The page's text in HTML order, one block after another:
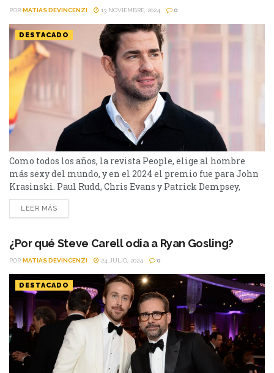
POR MATIAS DEVINCENZI 13 NOVIEMBRE, 2024 0
DESTACADO
Como todos los años, la revista People, elige al hombre
más sexy del mundo, y en el 2024 el premio fue para John
Krasinski. Paul Rudd, Chris Evans y Patrick Dempsey,
habían sido los últimos ganadores del Premio al hombre
más sexy del mundo. En el 2024, el galardón de la revista
estadounidense,...
LEER MÁS
¿Por qué Steve Carell odia a Ryan Gosling?
POR MATIAS DEVINCENZI 24 JULIO, 2024 0
DESTACADO